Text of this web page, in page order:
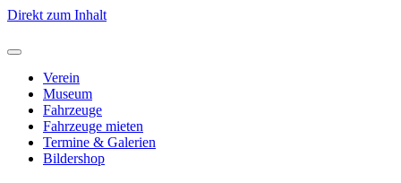
Direkt zum Inhalt
Verein
Museum
Fahrzeuge
Fahrzeuge mieten
Termine & Galerien
Bildershop